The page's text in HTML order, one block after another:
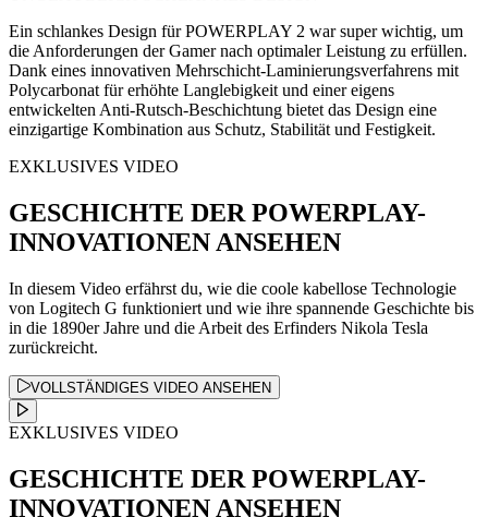
Ein schlankes Design für POWERPLAY 2 war super wichtig, um
die Anforderungen der Gamer nach optimaler Leistung zu erfüllen.
Dank eines innovativen Mehrschicht-Laminierungsverfahrens mit
Polycarbonat für erhöhte Langlebigkeit und einer eigens
entwickelten Anti-Rutsch-Beschichtung bietet das Design eine
einzigartige Kombination aus Schutz, Stabilität und Festigkeit.
EXKLUSIVES VIDEO
GESCHICHTE DER POWERPLAY-
INNOVATIONEN ANSEHEN
In diesem Video erfährst du, wie die coole kabellose Technologie
von Logitech G funktioniert und wie ihre spannende Geschichte bis
in die 1890er Jahre und die Arbeit des Erfinders Nikola Tesla
zurückreicht.
VOLLSTÄNDIGES VIDEO ANSEHEN
EXKLUSIVES VIDEO
GESCHICHTE DER POWERPLAY-
INNOVATIONEN ANSEHEN